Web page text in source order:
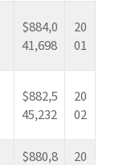
$884,0
41,698
20
01
$882,5
45,232
20
02
$880,8
20